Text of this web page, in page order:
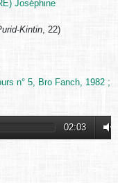
Joséphine
Kintin, 22)
n° 5, Bro Fanch, 1982 ;
02:03